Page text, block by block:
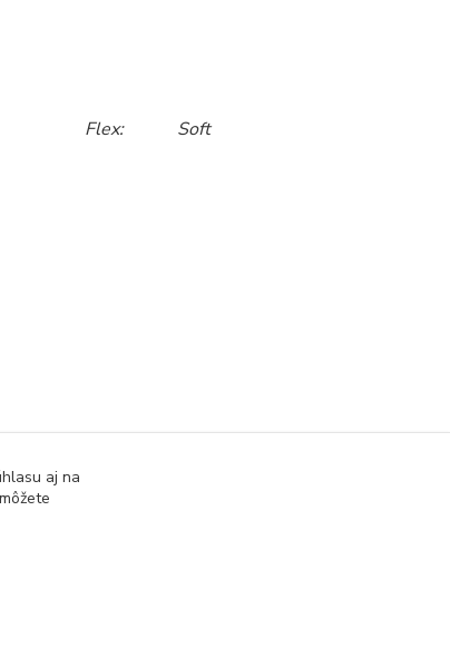
Flex: Soft
aj na